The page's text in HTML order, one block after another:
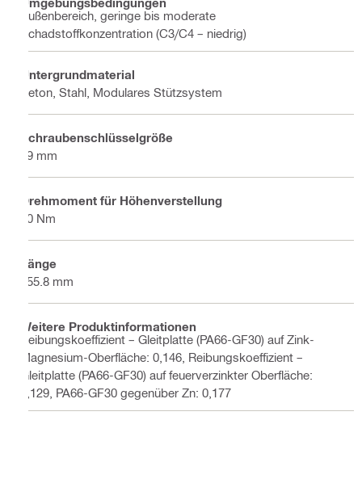
Außenbereich, geringe bis moderate
Schadstoffkonzentration (C3/C4 – niedrig)
Untergrundmaterial
Beton, Stahl, Modulares Stützsystem
Schraubenschlüsselgröße
19 mm
Drehmoment für Höhenverstellung
50 Nm
Länge
255.8 mm
Weitere Produktinformationen
Reibungskoeffizient – Gleitplatte (PA66-GF30) auf Zink-
Magnesium-Oberfläche: 0,146, Reibungskoeffizient –
Gleitplatte (PA66-GF30) auf feuerverzinkter Oberfläche:
0,129, PA66-GF30 gegenüber Zn: 0,177